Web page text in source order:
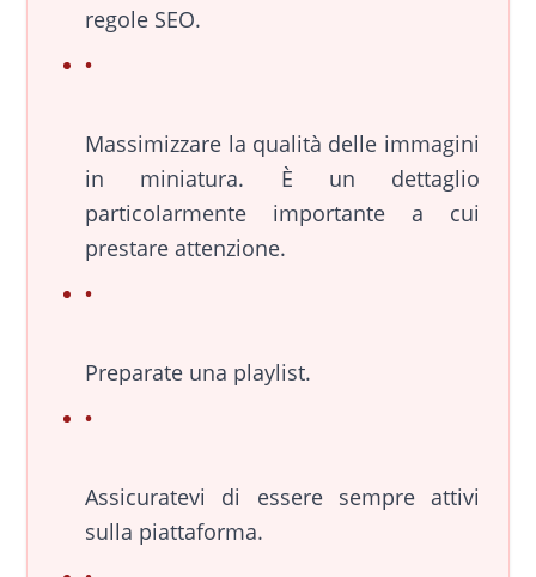
regole SEO.
Massimizzare la qualità delle immagini
in miniatura. È un dettaglio
particolarmente importante a cui
prestare attenzione.
Preparate una playlist.
Assicuratevi di essere sempre attivi
sulla piattaforma.